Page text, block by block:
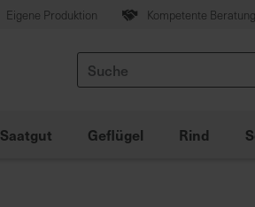
Eigene Produktion Kompetente Beratung
Suche
Saatgut Geflügel Rind